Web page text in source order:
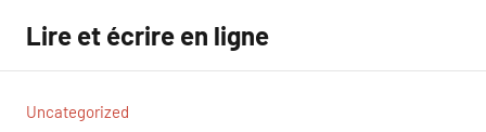
contenu
Lire et écrire en ligne
Uncategorized